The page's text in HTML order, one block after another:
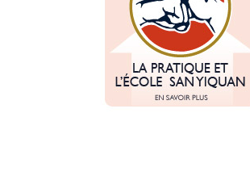
Quelques réponses concernant